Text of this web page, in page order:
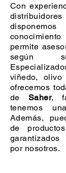
Con
permite
según
viñedo,
ofrecemos
de Saher,
tenemos
Además,
de
por nosotros.